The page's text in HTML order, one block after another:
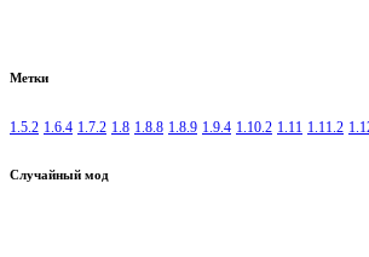
Метки
1.5.2 1.6.4 1.7.2 1.8 1.8.8 1.8.9 1.9.4 1.10.2 1.11 1.11.2
Случайный мод